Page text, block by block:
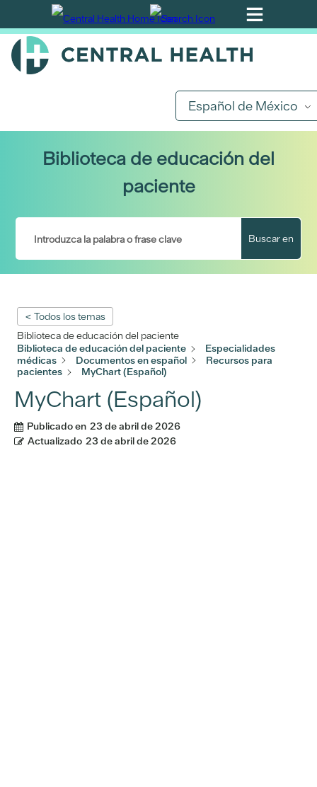
Ir
al
contenido
Español de México
Biblioteca de educación del
paciente
Buscar en
< Todos los temas
Biblioteca de educación del paciente
Biblioteca de educación del paciente
Especialidades
médicas
Documentos en español
Recursos para
pacientes
MyChart (Español)
MyChart (Español)
Publicado en 23 de abril de 2026
Actualizado 23 de abril de 2026